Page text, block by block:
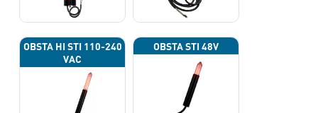
OBSTA HI STI 110-240
VAC
OBSTA STI 48V